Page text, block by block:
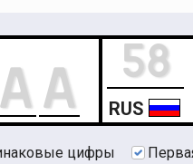
RUS
цифры